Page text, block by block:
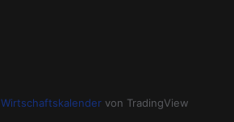
Wirtschaftskalendervon TradingView